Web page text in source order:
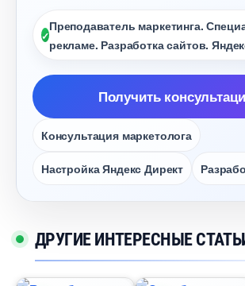
Преподаватель маркетинга.
рекламе. Разработка сайтов.
Получить
Консультация маркетолога
Настройка Яндекс Директ
ДРУГИЕ ИНТЕРЕСНЫЕ